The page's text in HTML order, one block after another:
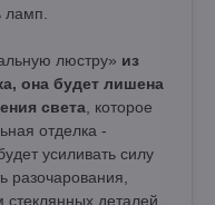
люстру» из
она будет лишена
света , которое
отделка -
усиливать силу
разочарования,
стеклянных деталей.